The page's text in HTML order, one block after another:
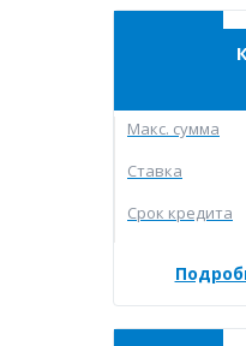
Макc. сумма
Ставка
Срок кредита